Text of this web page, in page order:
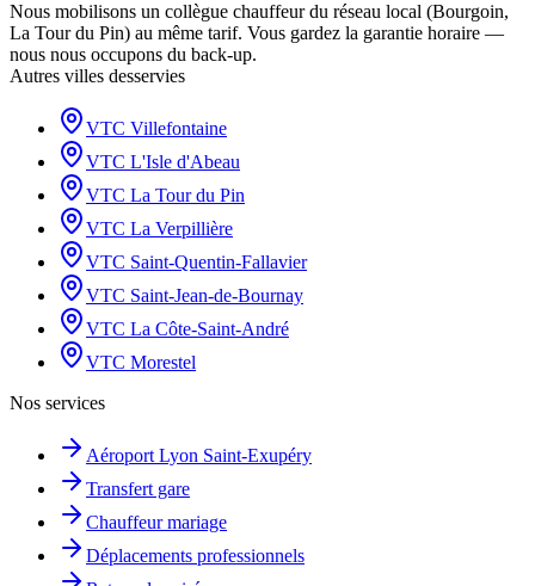
Nous mobilisons un collègue chauffeur du réseau local (Bourgoin,
La Tour du Pin) au même tarif. Vous gardez la garantie horaire —
nous nous occupons du back-up.
Autres villes desservies
VTC Villefontaine
VTC L'Isle d'Abeau
VTC La Tour du Pin
VTC La Verpillière
VTC Saint-Quentin-Fallavier
VTC Saint-Jean-de-Bournay
VTC La Côte-Saint-André
VTC Morestel
Nos services
Aéroport Lyon Saint-Exupéry
Transfert gare
Chauffeur mariage
Déplacements professionnels